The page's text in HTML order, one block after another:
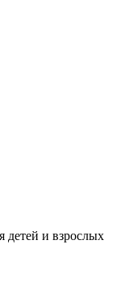
детей и взрослых